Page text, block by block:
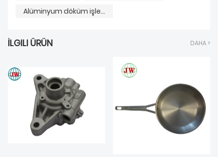
Alüminyum döküm işleme
İLGILI ÜRÜN DAHA >